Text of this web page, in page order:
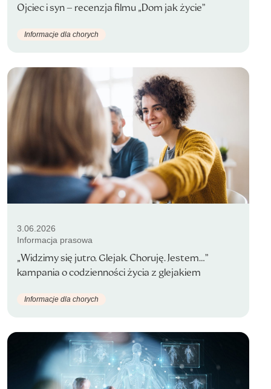
Ojciec i syn – recenzja filmu „Dom jak życie”
Informacje dla chorych
3.06.2026
Informacja prasowa
„Widzimy się jutro. Glejak. Choruję. Jestem…”
kampania o codzienności życia z glejakiem
Informacje dla chorych